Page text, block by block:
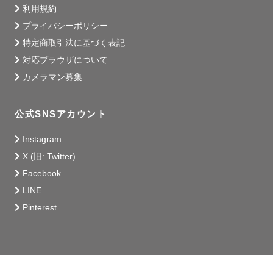
チ” に残していただきたいと思います。そして私にそのお
手伝いをさせてください😊！！
利用規約
プライバシーポリシー
特定商取引法に基づく表記
対応ブラウザについて
カメラマン募集
公式SNSアカウント
Instagram
X (旧: Twitter)
Facebook
LINE
Pinterest